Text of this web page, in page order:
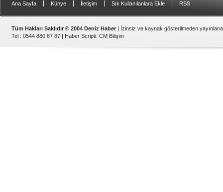
Ana Sayfa Künye İletişim Sık Kullanılanlara Ekle RSS
Tüm Hakları Saklıdır © 2004 Deniz Haber | İzinsiz ve kaynak gösterilmeden
Tel : 0544 880 87 87 | Haber Scripti: CM Bilişim